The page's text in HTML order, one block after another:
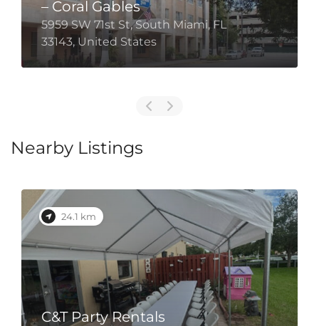
– Coral Gables
5959 SW 71st St, South Miami, FL
33143, United States
Nearby Listings
24.1 km
C&T Party Rentals